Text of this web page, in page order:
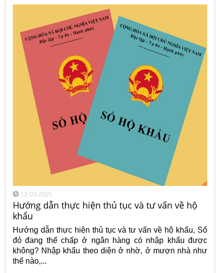
12-03-2025
Hướng dẫn thực hiện thủ tục và tư vấn về hộ
khẩu
Hướng dẫn thực hiện thủ tục và tư vấn về hộ khẩu, Sổ
đỏ đang thế chấp ở ngân hàng có nhập khẩu được
không? Nhập khẩu theo diện ở nhờ, ở mượn nhà như
thế nào,...